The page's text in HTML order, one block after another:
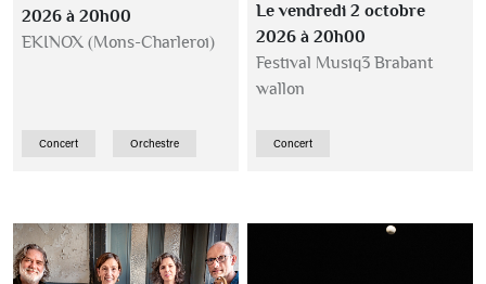
2026 à 20h00
EKINOX (Mons-Charleroi)
Concert Orchestre
Le vendredi 2 octobre
2026 à 20h00
Festival Musiq3 Brabant
wallon
Concert